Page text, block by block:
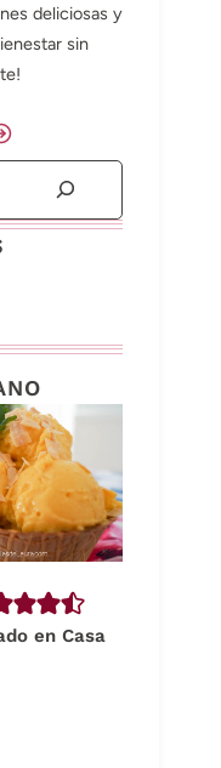
deliciosas y
sin
en Casa